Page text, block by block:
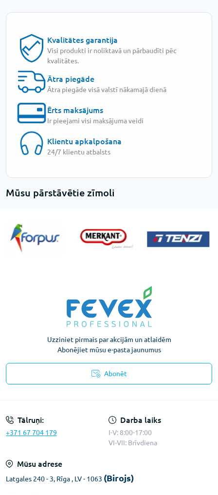
Kvalitātes garantija
Visi produkti ir noliktavā un pārbaudīti pēc
kvalitātes.
Ātra piegāde
Ātra piegāde visā valstī nākamajā dienā
Ērts maksājums
Ir pieejami visi maksājuma veidi
Klientu apkalpošana
24/7 klientu atbalsts
Mūsu pārstāvētie zīmoli
Uzziniet pirmais par akcijām un atlaidēm
Abonējiet mūsu e-pasta jaunumus
Abonēt
Tālruņi:
+371 67 704 179
Darba laiks
I-V: 8:00-17:00
VI-VII: Brīvdiena
Mūsu adrese
Latgales 240 - 3, Rīga , LV - 1063 (Birojs)